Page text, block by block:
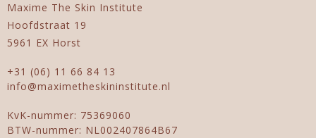
Maxime The Skin Institute
Hoofdstraat 19
5961 EX Horst
+31 (06) 11 66 84 13
info@maximetheskininstitute.nl
KvK-nummer: 75369060
BTW-nummer: NL002407864B67